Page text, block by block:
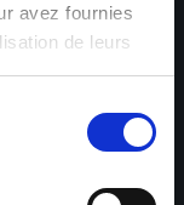
avez fournies
de leurs